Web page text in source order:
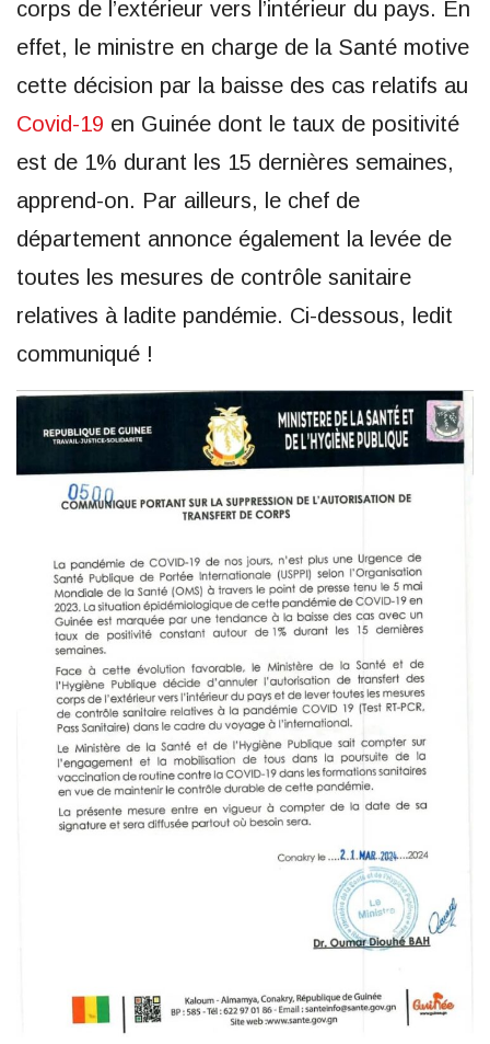
corps de l’extérieur vers l’intérieur du pays. En
effet, le ministre en charge de la Santé motive
cette décision par la baisse des cas relatifs au
Covid-19 en Guinée dont le taux de positivité
est de 1% durant les 15 dernières semaines,
apprend-on. Par ailleurs, le chef de
département annonce également la levée de
toutes les mesures de contrôle sanitaire
relatives à ladite pandémie. Ci-dessous, ledit
communiqué !